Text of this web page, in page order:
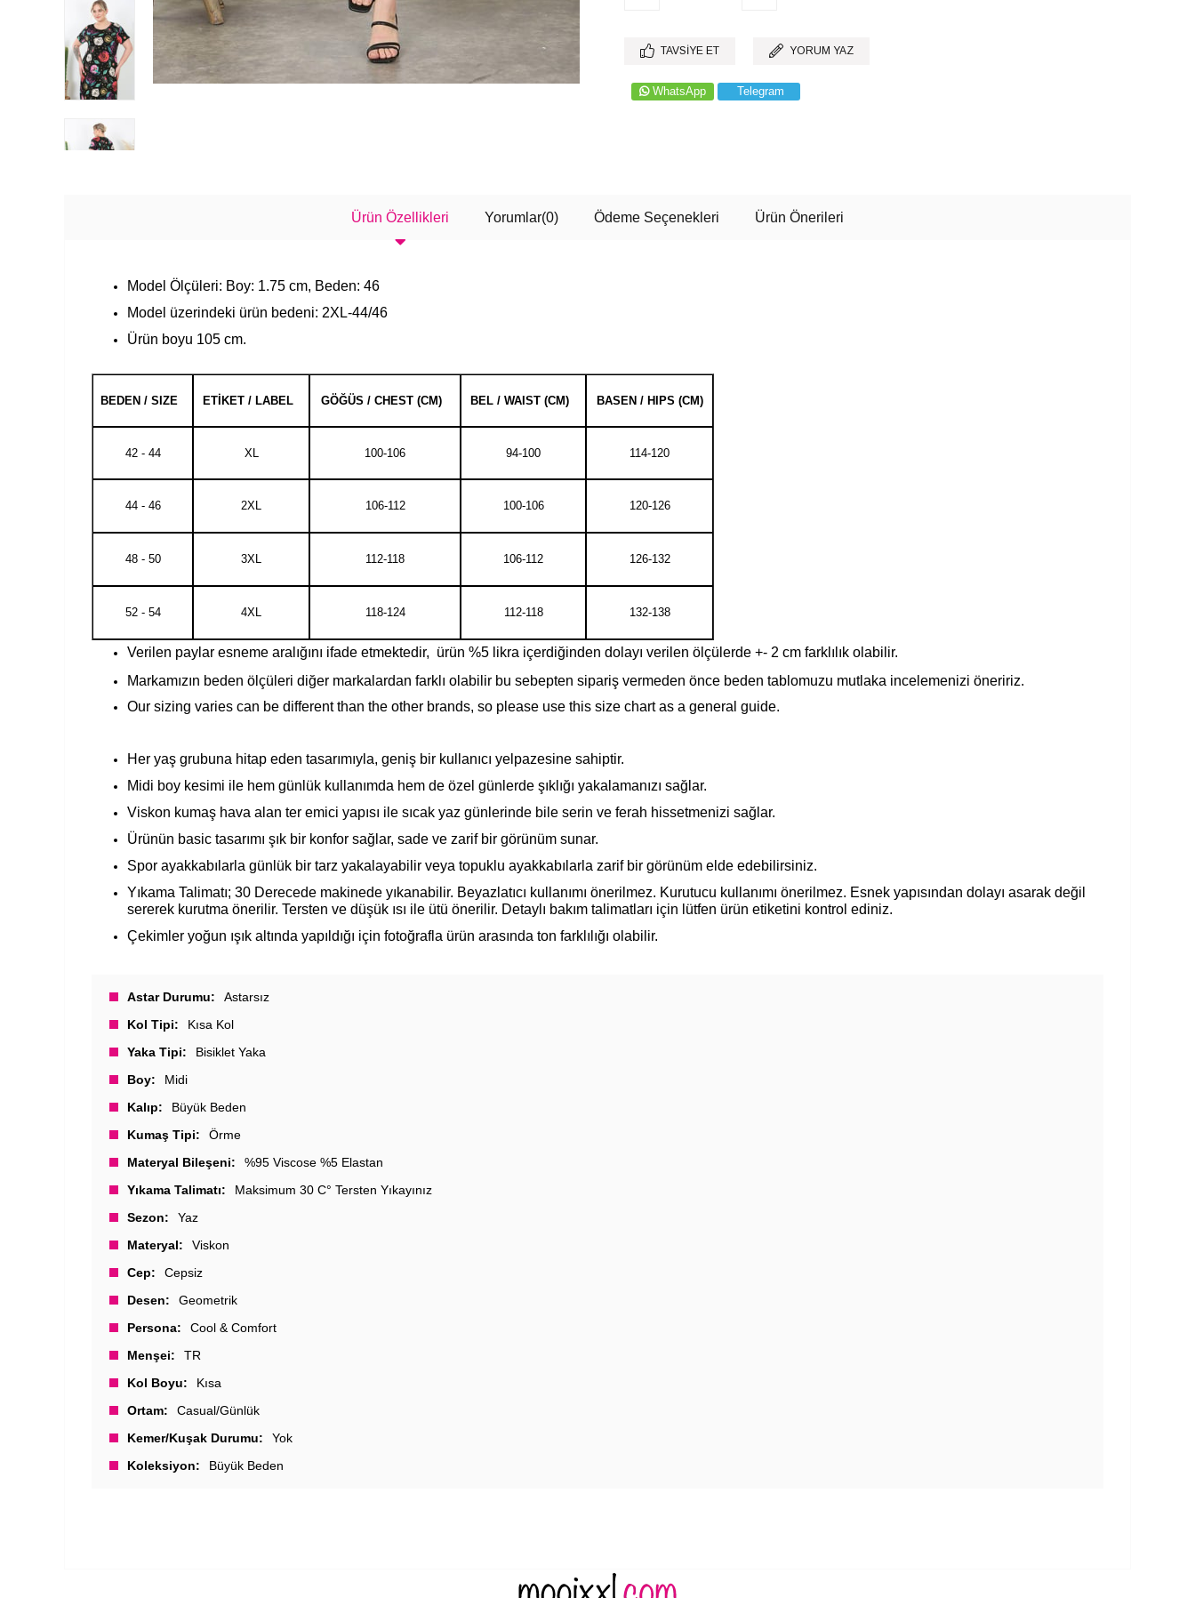
TAVSIYE ET YORUM YAZ
WhatsApp Telegram
Ürün Özellikleri Yorumlar(0) Ödeme Seçenekleri Ürün Önerileri
Model Ölçüleri: Boy: 1.75 cm, Beden: 46
Model üzerindeki ürün bedeni: 2XL-44/46
Ürün boyu 105 cm.
BEDEN / SIZE ETİKET / LABEL GÖĞÜS / CHEST (CM) BEL / WAIST (CM) BASEN / HIPS (CM)
42 - 44 XL 100-106 94-100 114-120
44 - 46 2XL 106-112 100-106 120-126
48 - 50 3XL 112-118 106-112 126-132
52 - 54 4XL 118-124 112-118 132-138
Verilen paylar esneme aralığını ifade etmektedir, ürün %5 likra içerdiğinden dolayı verilen ölçülerde +- 2 cm farklılık olabilir.
Markamızın beden ölçüleri diğer markalardan farklı olabilir bu sebepten sipariş vermeden önce beden tablomuzu mutlaka incelemenizi öneririz.
Our sizing varies can be different than the other brands, so please use this size chart as a general guide.
Her yaş grubuna hitap eden tasarımıyla, geniş bir kullanıcı yelpazesine sahiptir.
Midi boy kesimi ile hem günlük kullanımda hem de özel günlerde şıklığı yakalamanızı sağlar.
Viskon kumaş hava alan ter emici yapısı ile sıcak yaz günlerinde bile serin ve ferah hissetmenizi sağlar.
Ürünün basic tasarımı şık bir konfor sağlar, sade ve zarif bir görünüm sunar.
Spor ayakkabılarla günlük bir tarz yakalayabilir veya topuklu ayakkabılarla zarif bir görünüm elde edebilirsiniz.
Yıkama Talimatı; 30 Derecede makinede yıkanabilir. Beyazlatıcı kullanımı önerilmez. Kurutucu kullanımı önerilmez. Esnek yapısından dolayı asarak değil
sererek kurutma önerilir. Tersten ve düşük ısı ile ütü önerilir. Detaylı bakım talimatları için lütfen ürün etiketini kontrol ediniz.
Çekimler yoğun ışık altında yapıldığı için fotoğrafla ürün arasında ton farklılığı olabilir.
Astar Durumu
Astarsız
Kol Tipi
Kısa Kol
Yaka Tipi
Bisiklet Yaka
Boy
Midi
Kalıp
Büyük Beden
Kumaş Tipi
Örme
Materyal Bileşeni
%95 Viscose %5 Elastan
Yıkama Talimatı
Maksimum 30 C° Tersten Yıkayınız
Sezon
Yaz
Materyal
Viskon
Cep
Cepsiz
Desen
Geometrik
Persona
Cool & Comfort
Menşei
TR
Kol Boyu
Kısa
Ortam
Casual/Günlük
Kemer/Kuşak Durumu
Yok
Koleksiyon
Büyük Beden